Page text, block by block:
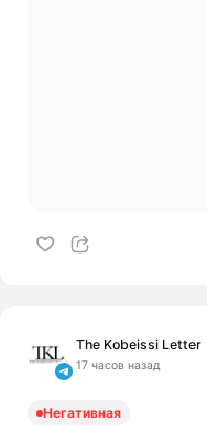
The Kobeissi Letter
17 часов назад
Негативная